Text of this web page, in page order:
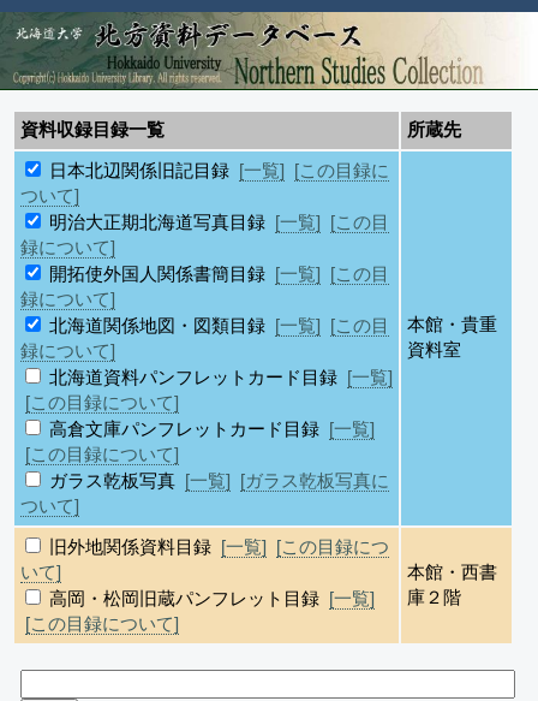
資料収録目録一覧
所蔵先
日本北辺関係旧記目録 [一覧] [この目録に
ついて]
明治大正期北海道写真目録 [一覧] [この目
録について]
開拓使外国人関係書簡目録 [一覧] [この目
録について]
北海道関係地図・図類目録 [一覧] [この目
録について]
北海道資料パンフレットカード目録 [一覧]
[この目録について]
高倉文庫パンフレットカード目録 [一覧]
[この目録について]
ガラス乾板写真 [一覧] [ガラス乾板写真に
ついて]
本館・貴重
資料室
旧外地関係資料目録 [一覧] [この目録につ
いて]
高岡・松岡旧蔵パンフレット目録 [一覧]
[この目録について]
本館・西書
庫２階